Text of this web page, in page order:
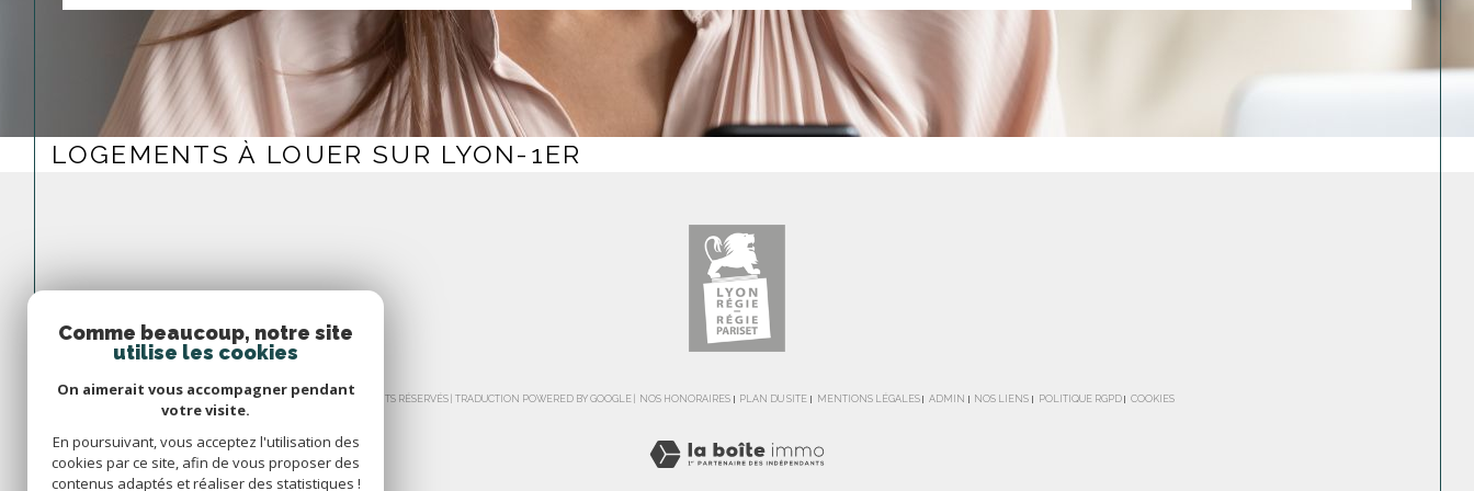
LOGEMENTS À LOUER SUR LYON-1ER
© 2026 | TOUS DROITS RÉSERVÉS | TRADUCTION POWERED BY GOOGLE | NOS HONORAIRES PLAN DU SITE MENTIONS LÉGALES ADMIN NOS LIENS POLITIQUE RGPD COOKIES
Comme beaucoup, notre site
utilise les cookies
On aimerait vous accompagner pendant
votre visite.
En poursuivant, vous acceptez l'utilisation des
cookies par ce site, afin de vous proposer des
contenus adaptés et réaliser des statistiques !